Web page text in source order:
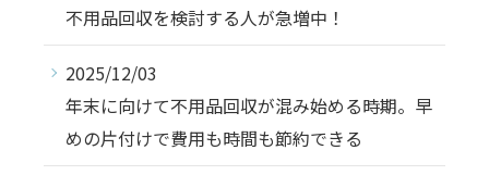
不用品回収を検討する人が急増中！
2025/12/03
年末に向けて不用品回収が混み始める時期。早
めの片付けで費用も時間も節約できる